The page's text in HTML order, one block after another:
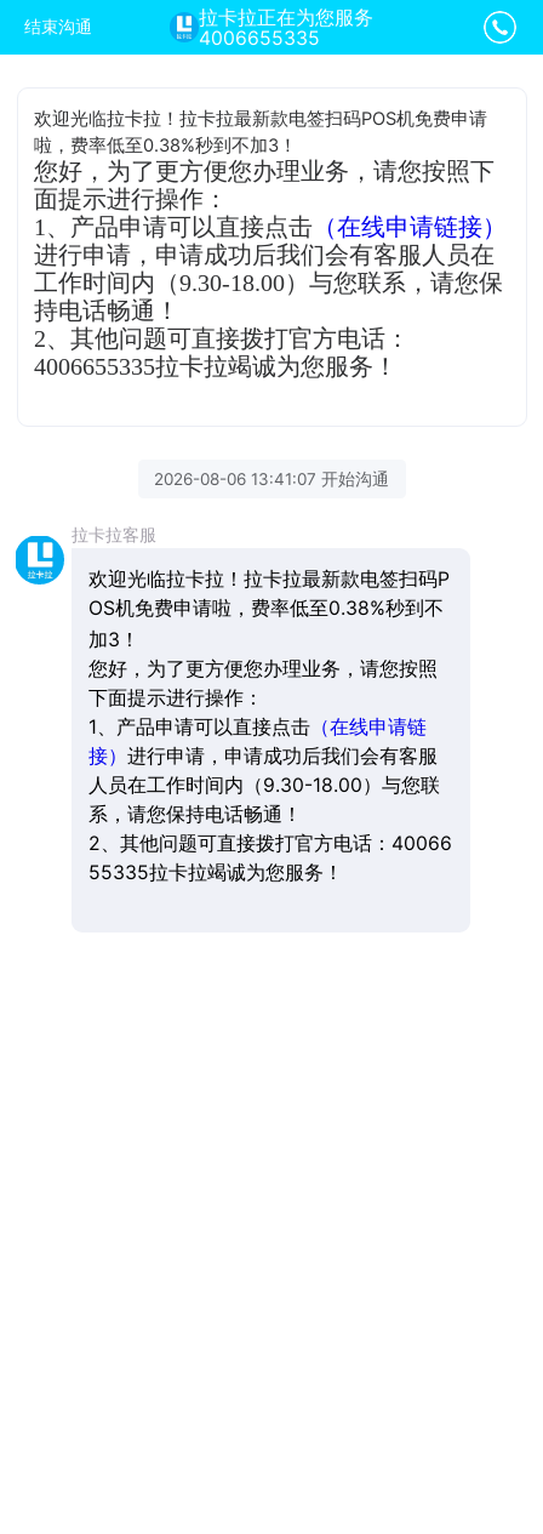
结束沟通
拉卡拉正在为您服务
4006655335
欢迎光临拉卡拉！拉卡拉最新款电签扫码POS机免费申请
啦，费率低至0.38%秒到不加3！
您好，为了更方便您办理业务，请您按照下
面提示进行操作：
1、产品申请可以直接点击 （在线申请链接）
进行申请，申请成功后我们会有客服人员在
工作时间内（9.30-18.00）与您联系，请您保
持电话畅通！
2、其他问题可直接拨打官方电话：
4006655335拉卡拉竭诚为您服务！
2026-08-06 13:41:07 开始沟通
拉卡拉客服
欢迎光临拉卡拉！拉卡拉最新款电签扫码P
OS机免费申请啦，费率低至0.38%秒到不
加3！
您好，为了更方便您办理业务，请您按照
下面提示进行操作：
1、产品申请可以直接点击（在线申请链
接） 进行申请，申请成功后我们会有客服
人员在工作时间内（9.30-18.00）与您联
系，请您保持电话畅通！
2、其他问题可直接拨打官方电话：40066
55335拉卡拉竭诚为您服务！